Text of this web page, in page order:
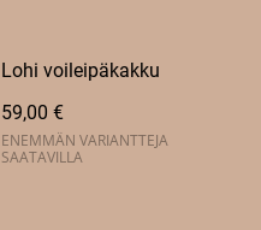
Lohi voileipäkakku
59,00 €
ENEMMÄN VARIANTTEJA
SAATAVILLA